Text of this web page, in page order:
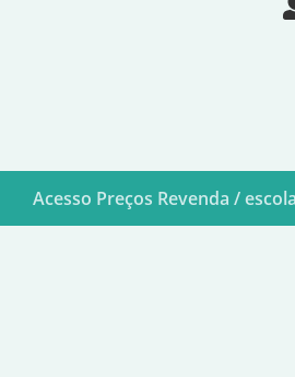
Acesso Preços Revenda /